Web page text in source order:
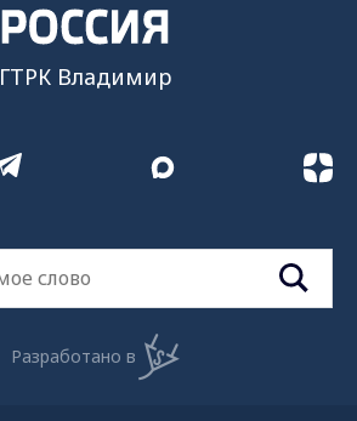
ГТРК Владимир
Разработано в